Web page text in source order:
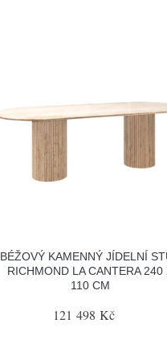
BÉŽOVÝ KAMENNÝ JÍDELNÍ
RICHMOND LA CANTERA 240
110 CM
121 498 Kč